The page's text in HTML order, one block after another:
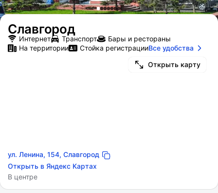
Славгород
Открыть карту
ул. Ленина, 154, Славгород
Открыть в Яндекс Картах
В центре
Интернет Транспорт
Бары и рестораны
На территории
Стойка регистрацииВсе удобства